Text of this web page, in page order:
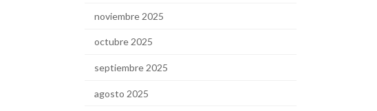
noviembre 2025
octubre 2025
septiembre 2025
agosto 2025